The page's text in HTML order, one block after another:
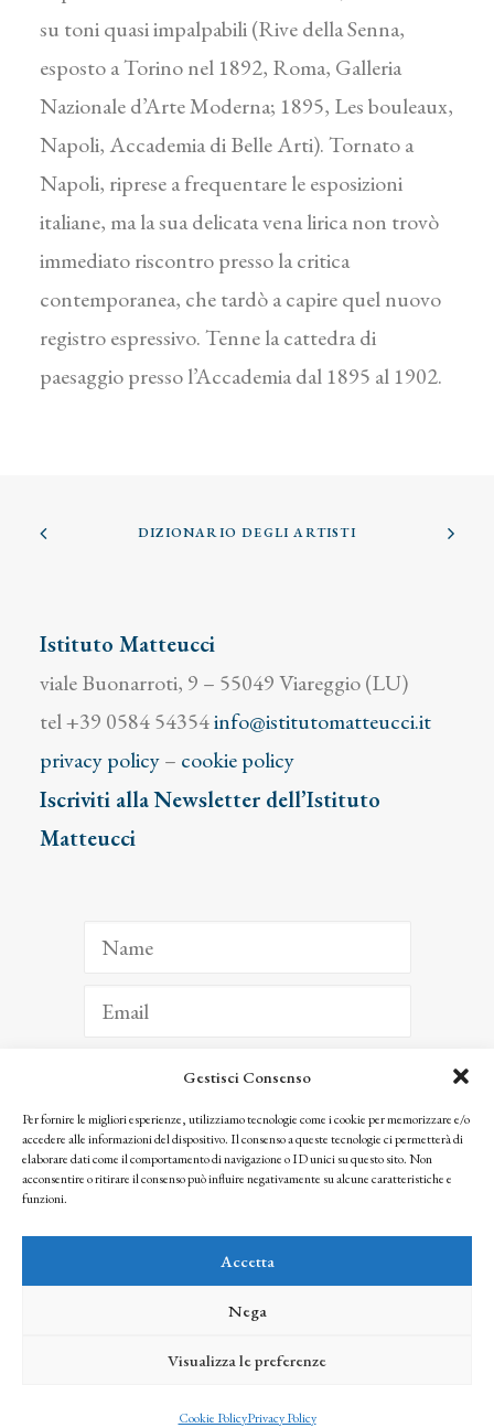
Gestisci Consenso
Per fornire le migliori esperienze, utilizziamo tecnologie come i cookie per memorizzare e/o
accedere alle informazioni del dispositivo. Il consenso a queste tecnologie ci permetterà di
elaborare dati come il comportamento di navigazione o ID unici su questo sito. Non
acconsentire o ritirare il consenso può influire negativamente su alcune caratteristiche e
funzioni.
Accetta
Nega
Visualizza le preferenze
Cookie PolicyPrivacy Policy
su toni quasi impalpabili (Rive della Senna,
esposto a Torino nel 1892, Roma, Galleria
Nazionale d’Arte Moderna; 1895, Les bouleaux,
Napoli, Accademia di Belle Arti). Tornato a
Napoli, riprese a frequentare le esposizioni
italiane, ma la sua delicata vena lirica non trovò
immediato riscontro presso la critica
contemporanea, che tardò a capire quel nuovo
registro espressivo. Tenne la cattedra di
paesaggio presso l’Accademia dal 1895 al 1902.
DIZIONARIO DEGLI ARTISTI
Istituto Matteucci
viale Buonarroti, 9 – 55049 Viareggio (LU)
tel +39 0584 54354info@istitutomatteucci.it
privacy policy– cookie policy
Iscriviti alla Newsletter dell’Istituto
Matteucci
ISCRIVITI
Facendo clic per iscriverti, riconosci che le tue informazioni saranno trattate
seguendo la nostra Privacy Policy
© 2025 Istituto Matteucci. All right reserved
l’autorizzazione scritta dei proprietari dei diritti e dell’Istituto Matteucci
credits